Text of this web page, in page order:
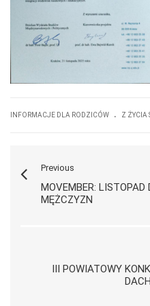
INFORMACJE DLA RODZICÓW . Z ŻYCIA
Previous
MOVEMBER: LISTOPAD
MĘŻCZYZN
III POWIATOWY